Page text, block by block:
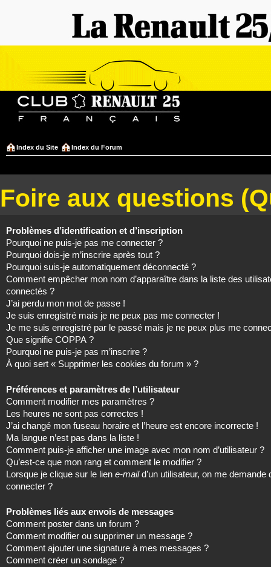
Index du Site Index du Forum
Foire aux questions
Problèmes d’identification et d’inscription
Pourquoi ne puis-je pas me connecter ?
Pourquoi dois-je m’inscrire après tout ?
Pourquoi suis-je automatiquement déconnecté ?
Comment empêcher mon nom d’apparaître dans la liste des
connectés ?
J’ai perdu mon mot de passe !
Je suis enregistré mais je ne peux pas me connecter !
Je me suis enregistré par le passé mais je ne peux plus me
Que signifie COPPA ?
Pourquoi ne puis-je pas m’inscrire ?
À quoi sert « Supprimer les cookies du forum » ?
Préférences et paramètres de l’utilisateur
Comment modifier mes paramètres ?
Les heures ne sont pas correctes !
J’ai changé mon fuseau horaire et l’heure est encore incorrecte !
Ma langue n’est pas dans la liste !
Comment puis-je afficher une image avec mon nom d’utilisateur ?
Qu’est-ce que mon rang et comment le modifier ?
Lorsque je clique sur le lien e-maild’un utilisateur, on me demande
connecter ?
Problèmes liés aux envois de messages
Comment poster dans un forum ?
Comment modifier ou supprimer un message ?
Comment ajouter une signature à mes messages ?
Comment créer un sondage ?